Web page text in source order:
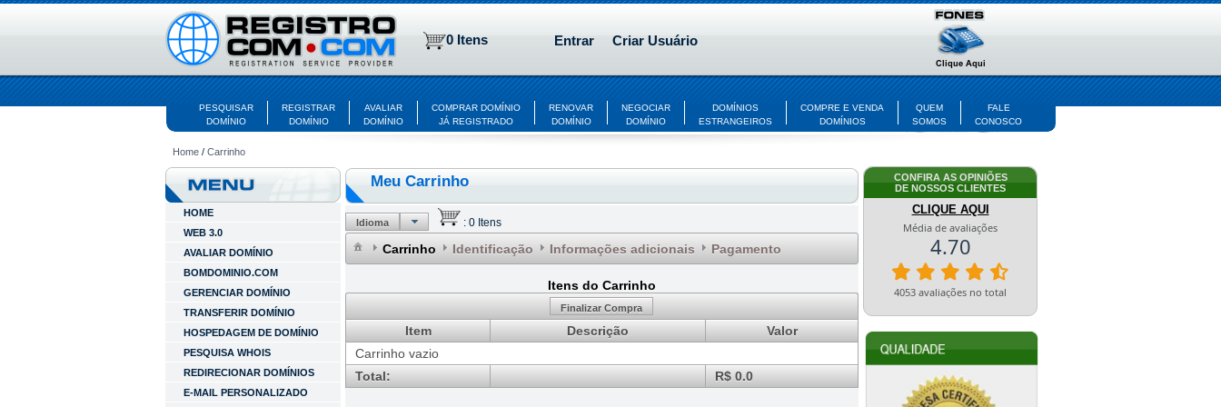
0 Itens Entrar Criar Usuário
PESQUISAR
DOMÍNIO
REGISTRAR
DOMÍNIO
AVALIAR
DOMÍNIO
COMPRAR DOMÍNIO
JÁ REGISTRADO
RENOVAR
DOMÍNIO
NEGOCIAR
DOMÍNIO
DOMÍNIOS
ESTRANGEIROS
COMPRE E VENDA
DOMÍNIOS
QUEM
SOMOS
FALE
CONOSCO
Home /Carrinho
HOME
WEB 3.0
AVALIAR DOMÍNIO
BOMDOMINIO.COM
GERENCIAR DOMÍNIO
TRANSFERIR DOMÍNIO
HOSPEDAGEM DE DOMÍNIO
PESQUISA WHOIS
REDIRECIONAR DOMÍNIOS
E-MAIL PERSONALIZADO
Meu Carrinho
Idioma : 0 Itens
Carrinho Identificação Informações adicionais Pagamento
Itens do Carrinho
Finalizar Compra
Item Descrição Valor
Total: R$ 0.0
Carrinho vazio
CONFIRA AS OPINIÕES
DE NOSSOS CLIENTES
CLIQUE AQUI